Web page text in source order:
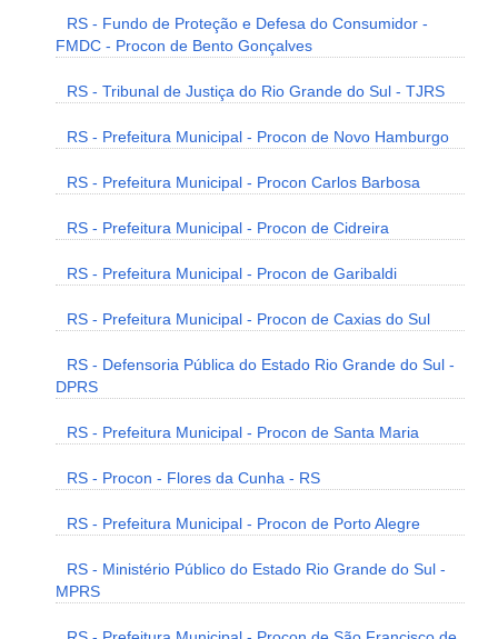
RS - Fundo de Proteção e Defesa do Consumidor -
FMDC - Procon de Bento Gonçalves
RS - Tribunal de Justiça do Rio Grande do Sul - TJRS
RS - Prefeitura Municipal - Procon de Novo Hamburgo
RS - Prefeitura Municipal - Procon Carlos Barbosa
RS - Prefeitura Municipal - Procon de Cidreira
RS - Prefeitura Municipal - Procon de Garibaldi
RS - Prefeitura Municipal - Procon de Caxias do Sul
RS - Defensoria Pública do Estado Rio Grande do Sul -
DPRS
RS - Prefeitura Municipal - Procon de Santa Maria
RS - Procon - Flores da Cunha - RS
RS - Prefeitura Municipal - Procon de Porto Alegre
RS - Ministério Público do Estado Rio Grande do Sul -
MPRS